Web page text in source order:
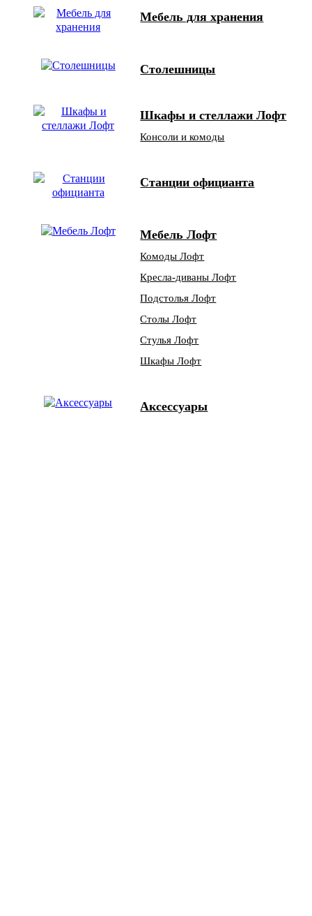
Мебель для хранения
Столешницы
Шкафы и стеллажи Лофт
Консоли и комоды
Станции официанта
Мебель Лофт
Комоды Лофт
Кресла-диваны Лофт
Подстолья Лофт
Столы Лофт
Стулья Лофт
Шкафы Лофт
Аксессуары